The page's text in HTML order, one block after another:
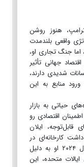
هنوز روشن
واقعی بلندمدت
جنگ تجاری او،
جهانی تأثیر
شدیدی دارند،
منابع به این
حیاتی به بازار
اقتصادی رو
ایلان
کارخانه‌ای در
مکزیک بسازد. با این حال، در اواسط سال ۲۰۲۴ او به دلیل
متحده، این